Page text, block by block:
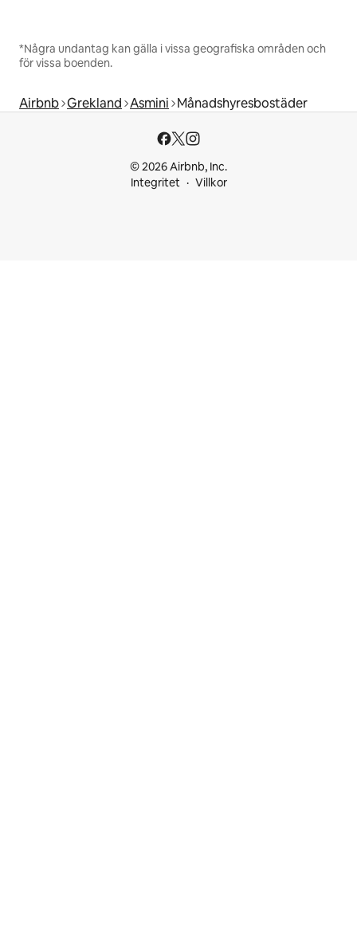
*Några undantag kan gälla i vissa geografiska områden och
för vissa boenden.
Airbnb Grekland Asmini Månadshyresbostäder
© 2026 Airbnb, Inc.
Integritet
Villkor